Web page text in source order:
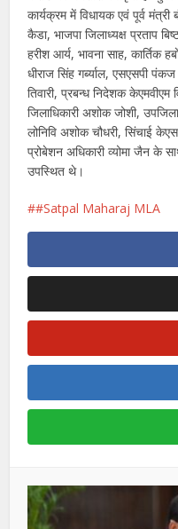
कार्यक्रम में विधायक एवं पूर्व
कैडा, भाजपा जिलाध्यक्ष प्रताप
हरीश आर्य, भावना साह, कार्तिक
धीराज सिंह गर्ब्याल, एसएसपी
तिवारी, प्रबन्ध निदेशक केएमवीएम
जिलाधिकारी अशोक जोशी,
लोनिवि अशोक चौधरी, सिंचाई
प्रोबेशन अधिकारी व्योमा जैन के
उपस्थित थे।
#Satpal Maharaj MLA